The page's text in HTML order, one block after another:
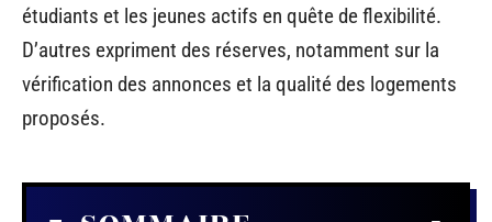
étudiants et les jeunes actifs en quête de flexibilité.
D’autres expriment des réserves, notamment sur la
vérification des annonces et la qualité des logements
proposés.